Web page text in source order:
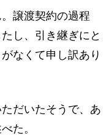
譲渡契約の過程
し、引き継ぎにと
なくて申し訳あり
だいたそうで、あ
た。